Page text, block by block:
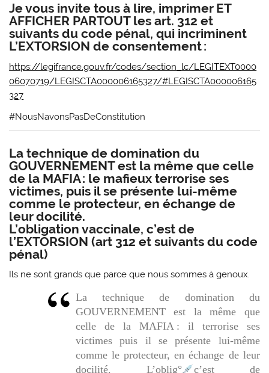
Je vous invite tous à lire, imprimer ET
AFFICHER PARTOUT les art. 312 et
suivants du code pénal, qui incriminent
L’EXTORSION de consentement :
https://legifrance.gouv.fr/codes/section_lc/LEGITEXT0000
06070719/LEGISCTA000006165327/#LEGISCTA000006165
327
#NousNavonsPasDeConstitution
La technique de domination du
GOUVERNEMENT est la même que celle
de la MAFIA : le mafieux terrorise ses
victimes, puis il se présente lui-même
comme le protecteur, en échange de
leur docilité.
L’obligation vaccinale, c’est de
l’EXTORSION (art 312 et suivants du code
pénal)
Ils ne sont grands que parce que nous sommes à genoux.
La technique de domination du
GOUVERNEMENT est la même que
celle de la MAFIA : il terrorise ses
victimes puis il se présente lui-même
comme le protecteur, en échange de leur
docilité. L’oblig°
c’est de